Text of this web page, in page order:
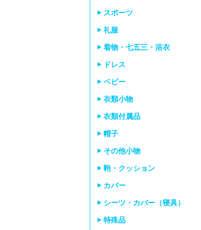
スポーツ
礼服
着物・七五三・浴衣
ドレス
ベビー
衣類小物
衣類付属品
帽子
その他小物
鞄・クッション
カバー
シーツ・カバー（寝具）
特殊品